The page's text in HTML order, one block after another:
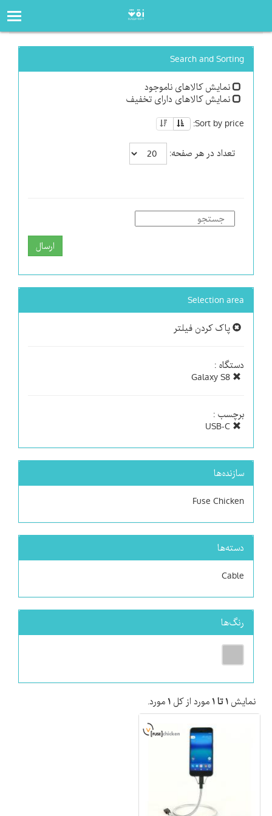
Search and Sorting
نمایش کالاهای ناموجود
نمایش کالاهای دارای تخفیف
Sort by price:
تعداد در هر صفحه:
ارسال
Selection area
پاک کردن فیلتر
دستگاه :
برچسب :
سازنده‌ها
Fuse Chicken
دسته‌ها
Cable
رنگ‌ها
نمایش ۱ تا ۱ مورد از کل ۱ مورد.